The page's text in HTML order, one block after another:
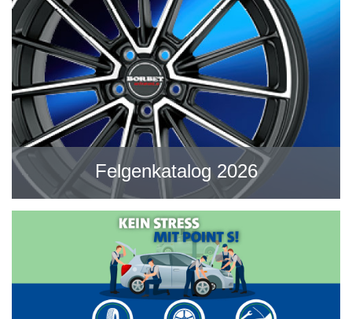
Felgenkatalog 2026